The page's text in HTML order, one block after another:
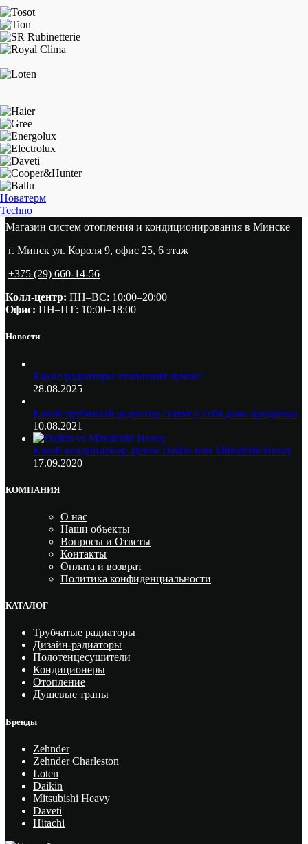
Новатерм
Techno
Магазин систем отопления и кондиционирования в Минске
г. Минск ул. Короля 9, офис 25, 6 этаж
+375 (29) 660-14-56
Колл-центр: ПН–ВС: 10:00–20:00​
Офис: ПН–ПТ: 10:00–18:00
Новости
Какие радиаторы отопления лучше?
28.08.2025
Какой трубчатый радиатор ставят у себя дома продавцы
10.08.2021
Какой кондиционер лучше Daikin или Mitsubishi Heavy
17.09.2020
КОМПАНИЯ
О нас
Наши объекты
Вопросы и Ответы
Контакты
Оплата и возврат
Политика конфиденциальности
КАТАЛОГ
Трубчатые радиаторы
Дизайн-радиаторы
Полотенцесушители
Кондиционеры
Отопление
Душевые трапы
Бренды
Zehnder
Zehnder Charleston
Loten
Daikin
Mitsubishi Heavy
Daveti
Hitachi